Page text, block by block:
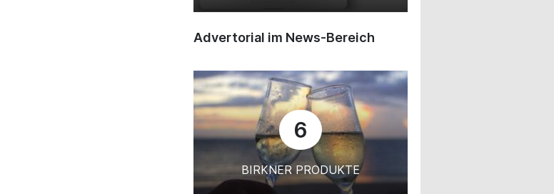
Advertorial im News-Bereich
6
BIRKNER PRODUKTE